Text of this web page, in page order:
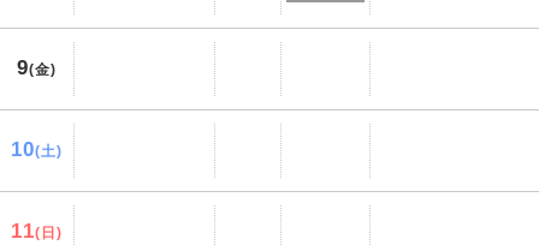
9(金)
10(土)
11(日)